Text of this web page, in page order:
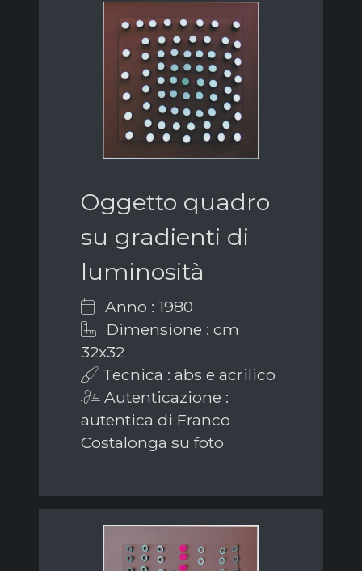
Oggetto quadro
su gradienti di
luminosità
Anno : 1980
Dimensione : cm
32x32
Tecnica : abs e acrilico
Autenticazione :
autentica di Franco
Costalonga su foto